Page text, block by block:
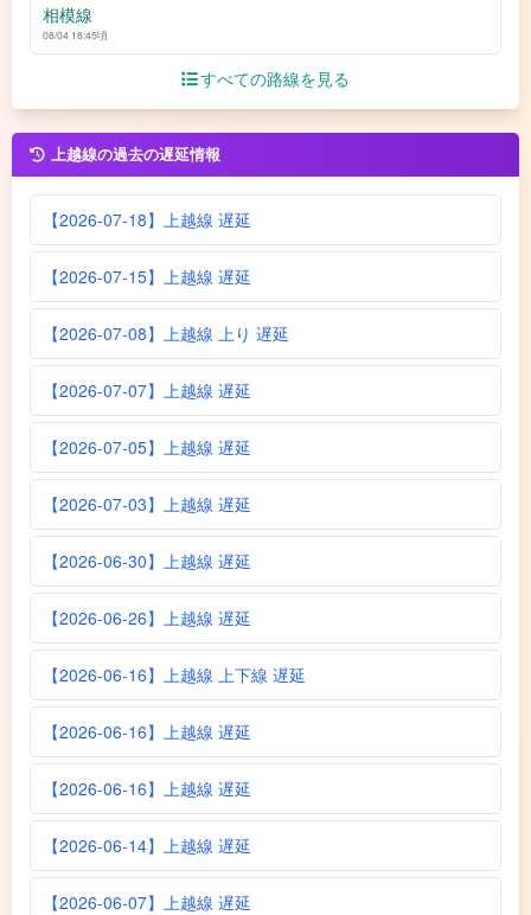
相模線
08/04 18:45頃
すべての路線を見る
上越線の過去の遅延情報
【2026-07-18】上越線 遅延
【2026-07-15】上越線 遅延
【2026-07-08】上越線 上り 遅延
【2026-07-07】上越線 遅延
【2026-07-05】上越線 遅延
【2026-07-03】上越線 遅延
【2026-06-30】上越線 遅延
【2026-06-26】上越線 遅延
【2026-06-16】上越線 上下線 遅延
【2026-06-16】上越線 遅延
【2026-06-16】上越線 遅延
【2026-06-14】上越線 遅延
【2026-06-07】上越線 遅延